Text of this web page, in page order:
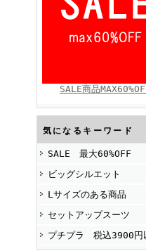
SALE商品
気になるキーワード
SALE 最大60%OFF
ビッグシルエット
Lサイズのある商品
セットアップスーツ
プチプラ 税込3900円